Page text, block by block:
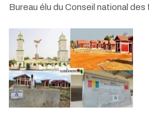
Bureau élu du Conseil national